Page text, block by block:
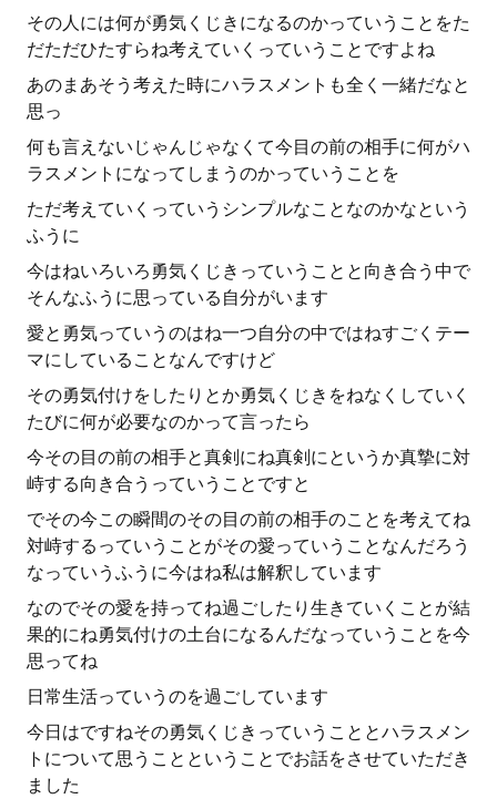
その人には何が勇気くじきになるのかっていうことをた
だただひたすらね考えていくっていうことですよね
あのまあそう考えた時にハラスメントも全く一緒だなと
思っ
何も言えないじゃんじゃなくて今目の前の相手に何がハ
ラスメントになってしまうのかっていうことを
ただ考えていくっていうシンプルなことなのかなという
ふうに
今はねいろいろ勇気くじきっていうことと向き合う中で
そんなふうに思っている自分がいます
愛と勇気っていうのはね一つ自分の中ではねすごくテー
マにしていることなんですけど
その勇気付けをしたりとか勇気くじきをねなくしていく
たびに何が必要なのかって言ったら
今その目の前の相手と真剣にね真剣にというか真摯に対
峙する向き合うっていうことですと
でその今この瞬間のその目の前の相手のことを考えてね
対峙するっていうことがその愛っていうことなんだろう
なっていうふうに今はね私は解釈しています
なのでその愛を持ってね過ごしたり生きていくことが結
果的にね勇気付けの土台になるんだなっていうことを今
思ってね
日常生活っていうのを過ごしています
今日はですねその勇気くじきっていうこととハラスメン
トについて思うことということでお話をさせていただき
ました